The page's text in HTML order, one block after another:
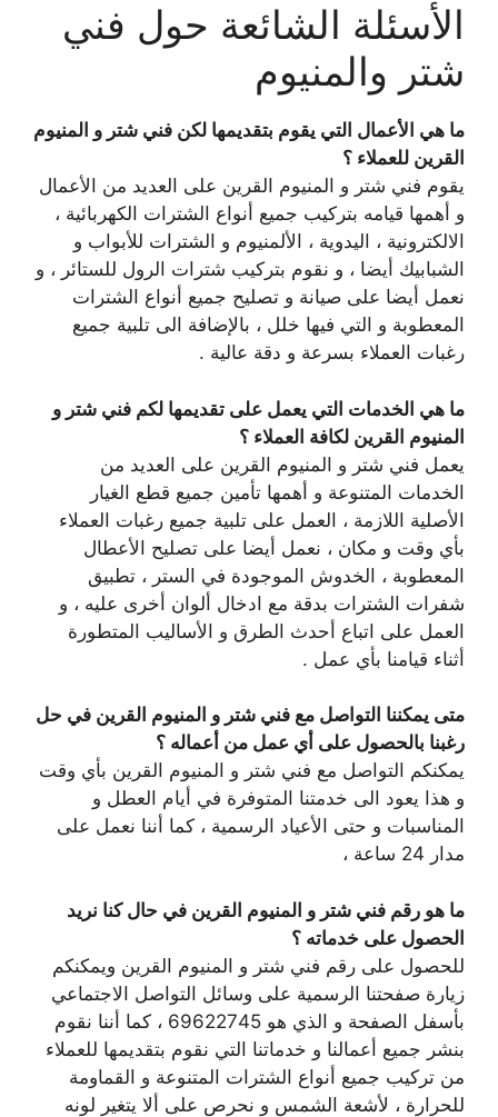
الأسئلة الشائعة حول فني
شتر والمنيوم
ما هي الأعمال التي يقوم بتقديمها لكن فني شتر و المنيوم
القرين للعملاء ؟
يقوم فني شتر و المنيوم القرين على العديد من الأعمال
و أهمها قيامه بتركيب جميع أنواع الشترات الكهربائية ،
الالكترونية ، اليدوية ، الألمنيوم و الشترات للأبواب و
الشبابيك أيضا ، و نقوم بتركيب شترات الرول للستائر ، و
نعمل أيضا على صيانة و تصليح جميع أنواع الشترات
المعطوبة و التي فيها خلل ، بالإضافة الى تلبية جميع
رغبات العملاء بسرعة و دقة عالية .
ما هي الخدمات التي يعمل على تقديمها لكم فني شتر و
المنيوم القرين لكافة العملاء ؟
يعمل فني شتر و المنيوم القرين على العديد من
الخدمات المتنوعة و أهمها تأمين جميع قطع الغيار
الأصلية اللازمة ، العمل على تلبية جميع رغبات العملاء
بأي وقت و مكان ، نعمل أيضا على تصليح الأعطال
المعطوبة ، الخدوش الموجودة في الستر ، تطبيق
شفرات الشترات بدقة مع ادخال ألوان أخرى عليه ، و
العمل على اتباع أحدث الطرق و الأساليب المتطورة
أثناء قيامنا بأي عمل .
متى يمكننا التواصل مع فني شتر و المنيوم القرين في حل
رغبنا بالحصول على أي عمل من أعماله ؟
يمكنكم التواصل مع فني شتر و المنيوم القرين بأي وقت
و هذا يعود الى خدمتنا المتوفرة في أيام العطل و
المناسبات و حتى الأعياد الرسمية ، كما أننا نعمل على
مدار 24 ساعة ،
ما هو رقم فني شتر و المنيوم القرين في حال كنا نريد
الحصول على خدماته ؟
للحصول على رقم فني شتر و المنيوم القرين ويمكنكم
زيارة صفحتنا الرسمية على وسائل التواصل الاجتماعي
بأسفل الصفحة و الذي هو 69622745 ، كما أننا نقوم
بنشر جميع أعمالنا و خدماتنا التي نقوم بتقديمها للعملاء
من تركيب جميع أنواع الشترات المتنوعة و القماومة
للحرارة ، لأشعة الشمس و نحرص على ألا يتغير لونه